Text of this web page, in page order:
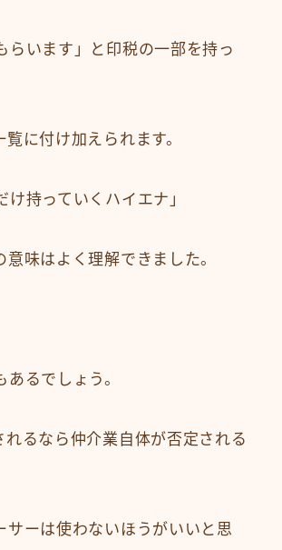
らいます」と印税の一部を持っ
に付け加えられます。
持っていくハイエナ」
味はよく理解できました。
るでしょう。
るなら仲介業自体が否定される
ーは使わないほうがいいと思